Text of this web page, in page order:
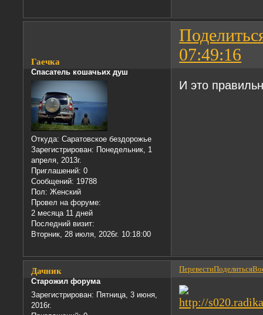
07:49:16
Гаечка
Спасатель кошачьих душ
Откуда: Саратовское бездорожье
Зарегистрирован: Понедельник, 1
апреля, 2013г.
Приглашений: 0
Сообщений: 19788
Пол: Женский
Провел на форуме:
2 месяца 11 дней
Последний визит:
Вторник, 28 июля, 2026г. 10:18:00
И это
ПеревестиПоделиться
Дачник
Старожил форума
Зарегистрирован: Пятница, 3 июня,
2016г.